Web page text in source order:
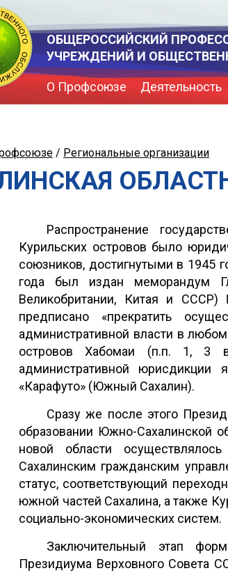
ОБЩЕРОССИЙСКИЙ
УЧРЕЖДЕНИЙ И
О Профсоюзе Деятельность
/ Региональные организации
Распространение
Курильских островов было
союзников, достигнутыми в 1945
года был издан меморандум
Великобритании, Китая и
предписано «прекратить
административной власти в
островов Хабомаи (п.п. 1, 3
административной юрисдикции
«Карафуто» (Южный Сахалин).
Сразу же после этого
образовании Южно-Сахалинской
новой области
Сахалинским гражданским
статус, соответствующий
южной частей Сахалина, а также
социально-экономических систем.
Заключительный этап
Президиума Верховного Совета